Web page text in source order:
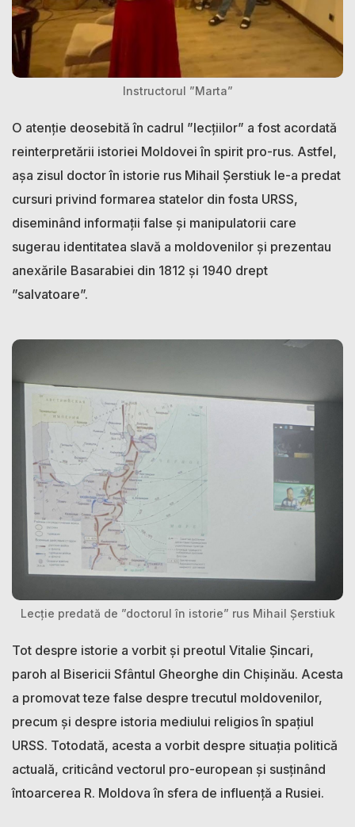
Instructorul ”Marta”
O atenție deosebită în cadrul ”lecțiilor” a fost acordată
reinterpretării istoriei Moldovei în spirit pro-rus. Astfel,
așa zisul doctor în istorie rus Mihail Șerstiuk le-a predat
cursuri privind formarea statelor din fosta URSS,
diseminând informații false și manipulatorii care
sugerau identitatea slavă a moldovenilor și prezentau
anexările Basarabiei din 1812 și 1940 drept
”salvatoare”.
Lecție predată de ”doctorul în istorie” rus Mihail Șerstiuk
Tot despre istorie a vorbit și preotul Vitalie Șincari,
paroh al Bisericii Sfântul Gheorghe din Chișinău. Acesta
a promovat teze false despre trecutul moldovenilor,
precum și despre istoria mediului religios în spațiul
URSS. Totodată, acesta a vorbit despre situația politică
actuală, criticând vectorul pro-european și susținând
întoarcerea R. Moldova în sfera de influență a Rusiei.